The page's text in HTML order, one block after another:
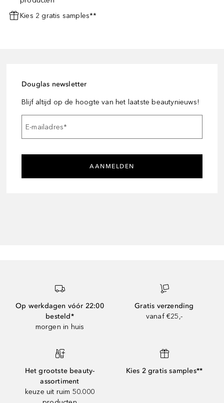
Kies 2 gratis samples**
Douglas newsletter
Blijf altijd op de hoogte van het laatste beautynieuws!
E-mailadres*
AANMELDEN
Op werkdagen vóór 22:00
besteld*
morgen in huis
Gratis verzending
vanaf €25,-
Het grootste beauty-
assortiment
keuze uit ruim 50.000
Kies 2 gratis samples**